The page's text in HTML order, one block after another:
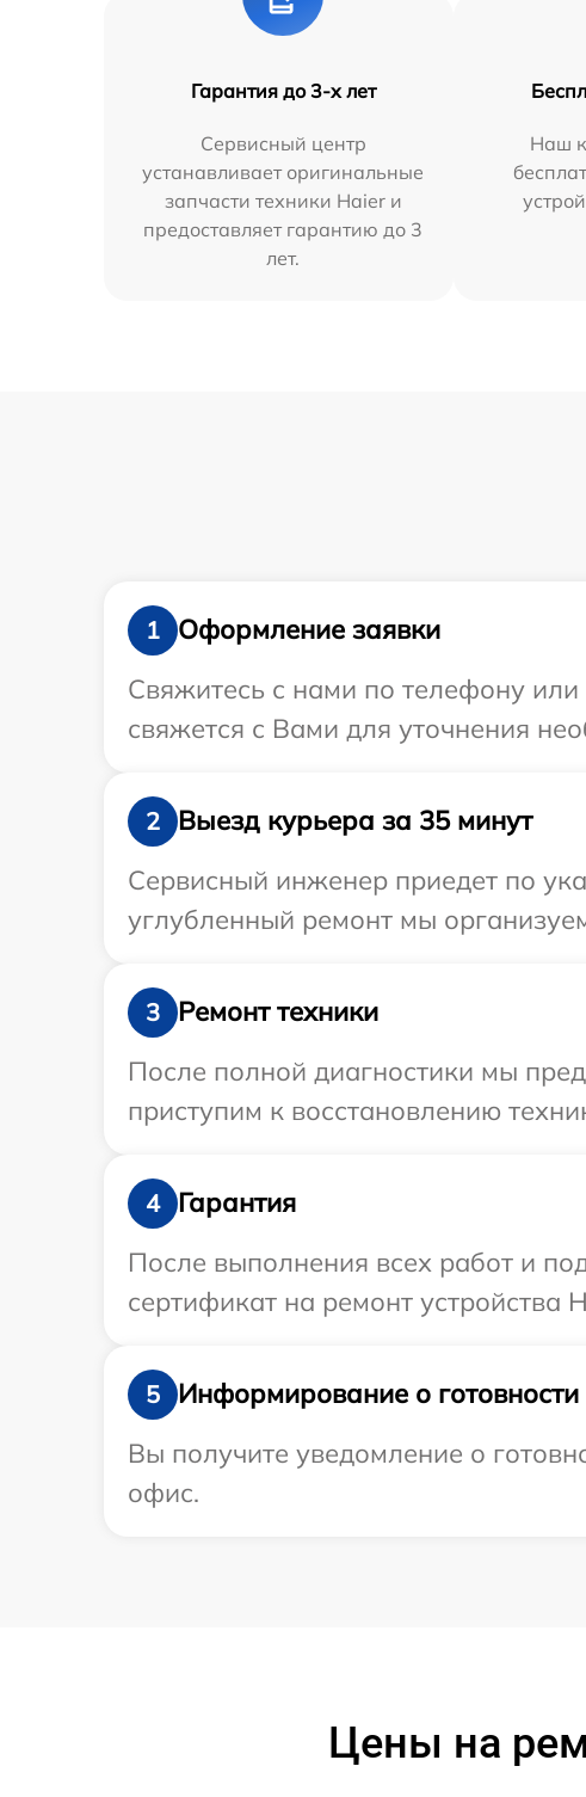
Гарантия до 3-х лет
Сервисный центр
устанавливает оригинальные
запчасти техники Haier и
предоставляет гарантию до 3
лет.
Наш
1
Оформление заявки
Свяжитесь с нами по телефону или
свяжется с Вами для уточнения
2
Выезд курьера за 35 минут
Сервисный инженер приедет по
углубленный ремонт мы
3
Ремонт техники
После полной диагностики мы
приступим к восстановлению
4
Гарантия
После выполнения всех работ и
сертификат на ремонт устройства
5
Информирование о готовности
Вы получите уведомление о
офис.
Цены на